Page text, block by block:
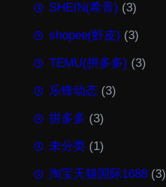
SHEIN(希音) (3)
shopee(虾皮) (3)
TEMU(拼多多) (3)
乐锋动态 (3)
拼多多 (3)
未分类 (1)
淘宝天猫国际1688 (3)